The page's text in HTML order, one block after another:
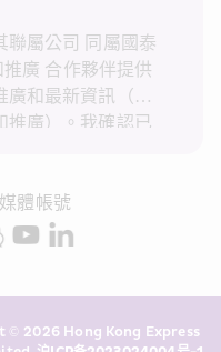
聯屬公司 同屬國泰
廣 合作夥伴提供
廣和最新資訊（統
推廣）。我確認已
廣。我知悉在未經
會使用我的個人資
體帳號
© 2026 Hong Kong Express